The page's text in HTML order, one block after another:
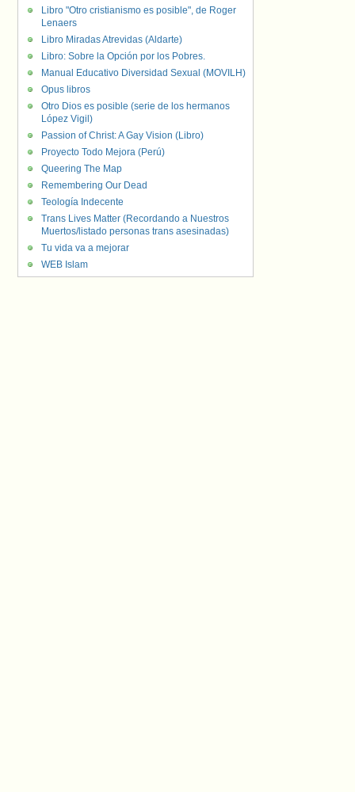
Libro "Otro cristianismo es posible", de Roger
Lenaers
Libro Miradas Atrevidas (Aldarte)
Libro: Sobre la Opción por los Pobres.
Manual Educativo Diversidad Sexual (MOVILH)
Opus libros
Otro Dios es posible (serie de los hermanos
López Vigil)
Passion of Christ: A Gay Vision (Libro)
Proyecto Todo Mejora (Perú)
Queering The Map
Remembering Our Dead
Teología Indecente
Trans Lives Matter (Recordando a Nuestros
Muertos/listado personas trans asesinadas)
Tu vida va a mejorar
WEB Islam